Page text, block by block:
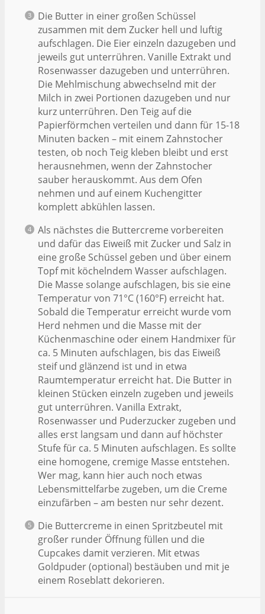
Die Butter in einer großen Schüssel
zusammen mit dem Zucker hell und luftig
aufschlagen. Die Eier einzeln dazugeben und
jeweils gut unterrühren. Vanille Extrakt und
Rosenwasser dazugeben und unterrühren.
Die Mehlmischung abwechselnd mit der
Milch in zwei Portionen dazugeben und nur
kurz unterrühren. Den Teig auf die
Papierförmchen verteilen und dann für 15-18
Minuten backen – mit einem Zahnstocher
testen, ob noch Teig kleben bleibt und erst
herausnehmen, wenn der Zahnstocher
sauber herauskommt. Aus dem Ofen
nehmen und auf einem Kuchengitter
komplett abkühlen lassen.
Als nächstes die Buttercreme vorbereiten
und dafür das Eiweiß mit Zucker und Salz in
eine große Schüssel geben und über einem
Topf mit köchelndem Wasser aufschlagen.
Die Masse solange aufschlagen, bis sie eine
Temperatur von 71°C (160°F) erreicht hat.
Sobald die Temperatur erreicht wurde vom
Herd nehmen und die Masse mit der
Küchenmaschine oder einem Handmixer für
ca. 5 Minuten aufschlagen, bis das Eiweiß
steif und glänzend ist und in etwa
Raumtemperatur erreicht hat. Die Butter in
kleinen Stücken einzeln zugeben und jeweils
gut unterrühren. Vanilla Extrakt,
Rosenwasser und Puderzucker zugeben und
alles erst langsam und dann auf höchster
Stufe für ca. 5 Minuten aufschlagen. Es sollte
eine homogene, cremige Masse entstehen.
Wer mag, kann hier auch noch etwas
Lebensmittelfarbe zugeben, um die Creme
einzufärben – am besten nur sehr dezent.
Die Buttercreme in einen Spritzbeutel mit
großer runder Öffnung füllen und die
Cupcakes damit verzieren. Mit etwas
Goldpuder (optional) bestäuben und mit je
einem Roseblatt dekorieren.